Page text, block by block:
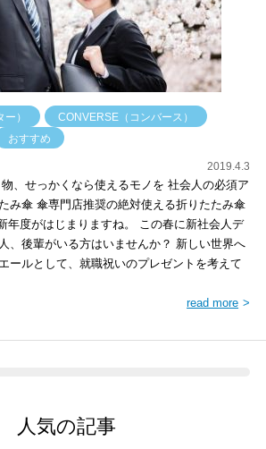
）
CONVERSE（コンバース）
おすすめ
2019.4.3
、せっかくなら使えるモノを 社会人の必須ア
み傘 傘専門店推奨の絶対使える折りたたみ傘
年度がはじまりますね。 この春に新社会人デ
、後輩がいる方はいませんか？ 新しい世界へ
ールとして、就職祝いのプレゼントを考えて
read more
人気の記事